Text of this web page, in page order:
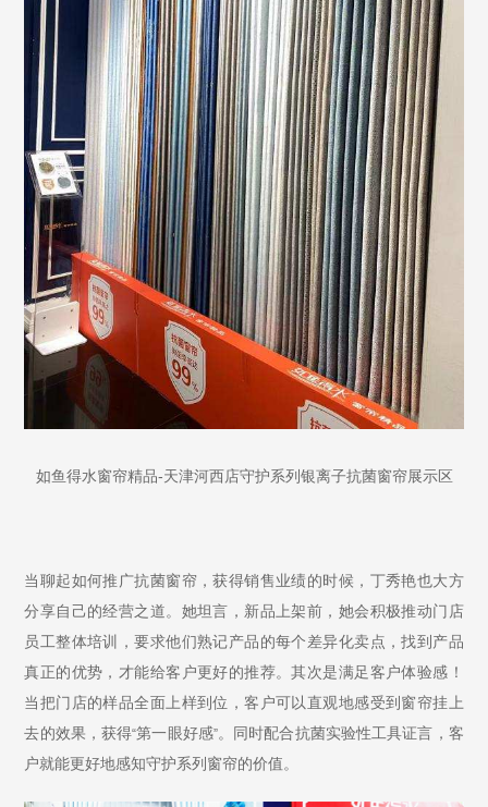
如鱼得水窗帘精品-天津河西店守护系列银离子抗菌窗帘展示区
当聊起如何推广抗菌窗帘，获得销售业绩的时候，丁秀艳也大方
分享自己的经营之道。她坦言，新品上架前，她会积极推动门店
员工整体培训，要求他们熟记产品的每个差异化卖点，找到产品
真正的优势，才能给客户更好的推荐。其次是满足客户体验感！
当把门店的样品全面上样到位，客户可以直观地感受到窗帘挂上
去的效果，获得“第一眼好感”。同时配合抗菌实验性工具证言，客
户就能更好地感知守护系列窗帘的价值。